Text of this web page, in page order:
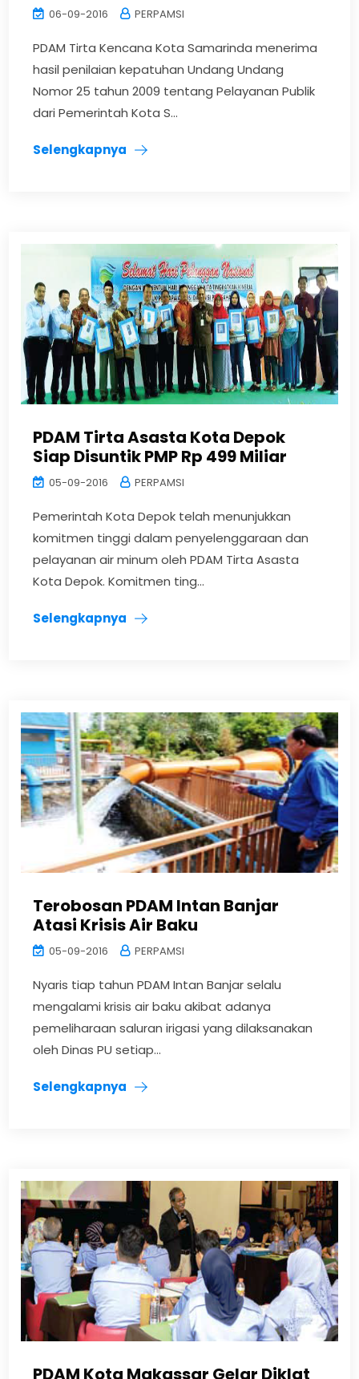
06-09-2016 PERPAMSI
PDAM Tirta Kencana Kota Samarinda menerima
hasil penilaian kepatuhan Undang Undang
Nomor 25 tahun 2009 tentang Pelayanan Publik
dari Pemerintah Kota S...
Selengkapnya
PDAM Tirta Asasta Kota Depok
Siap Disuntik PMP Rp 499 Miliar
05-09-2016 PERPAMSI
Pemerintah Kota Depok telah menunjukkan
komitmen tinggi dalam penyelenggaraan dan
pelayanan air minum oleh PDAM Tirta Asasta
Kota Depok. Komitmen ting...
Selengkapnya
Terobosan PDAM Intan Banjar
Atasi Krisis Air Baku
05-09-2016 PERPAMSI
Nyaris tiap tahun PDAM Intan Banjar selalu
mengalami krisis air baku akibat adanya
pemeliharaan saluran irigasi yang dilaksanakan
oleh Dinas PU setiap...
Selengkapnya
PDAM Kota Makassar Gelar Diklat